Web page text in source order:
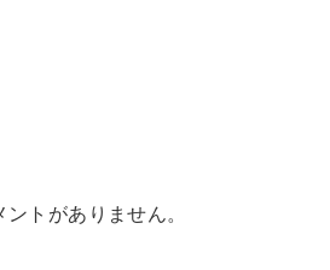
トがありません。